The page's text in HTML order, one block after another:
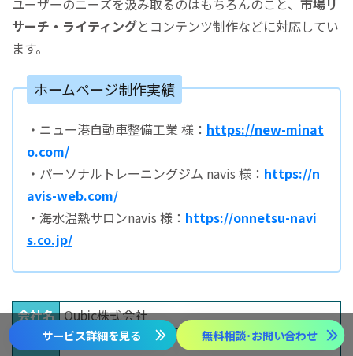
サーチ・ライティングとコンテンツ制作などに対応してい
ます。
ホームページ制作実績
・ニュー港自動車整備工業 様： https://new-minat
o.com/
・パーソナルトレーニングジム navis 様： https://n
avis-web.com/
・海水温熱サロンnavis 様： https://onnetsu-navi
s.co.jp/
会社名 Qubic株式会社
代表
吉田
サービス詳細を見る 無料相談･お問い合わせ